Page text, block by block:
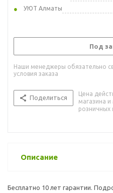
УЮТ Алматы
Под
Наши менеджеры обязательно
условия заказа
Поделиться
Цена
магазина
розничных
Описание
Бесплатно 10 лет гарантии.